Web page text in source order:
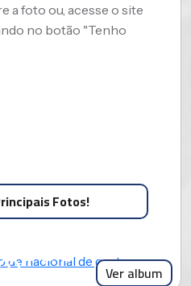
a foto ou, acesse o site
no botão "Tenho
Fotos!
Ver album